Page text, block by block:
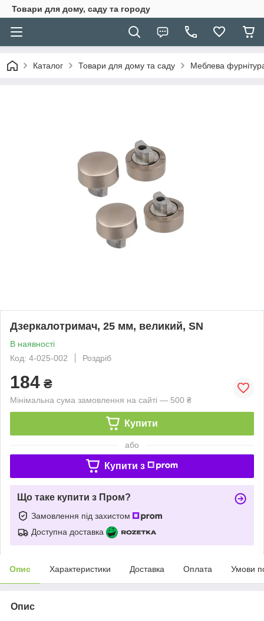
Товари для дому, саду та городу
Каталог Товари для дому та саду Меблева
Дзеркалотримач, 25 мм, великий, SN
В наявності
Код: 4-025-002
Роздріб
184 ₴
Мінімальна сума замовлення на сайті — 500 ₴
Купити
або
Купити з
Що таке купити з Пром?
Замовлення під захистом
Доступна доставка
Опис Характеристики Доставка Оплата Умови
Опис